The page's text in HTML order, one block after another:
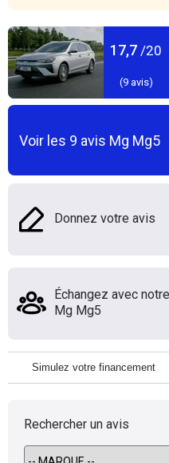
17,7 /20
(9avis)
Voir les 9 avis Mg Mg5
Donnez votre avis
Échangez avec
Mg Mg5
Simulez votre financement
Rechercher un avis